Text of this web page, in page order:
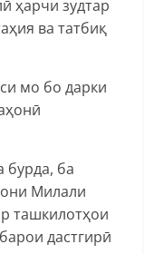
ҳарчи зудтар
ва татбиқ
мо бо дарки
бурда, ба
Милали
ташкилотҳои
дастгирӣ